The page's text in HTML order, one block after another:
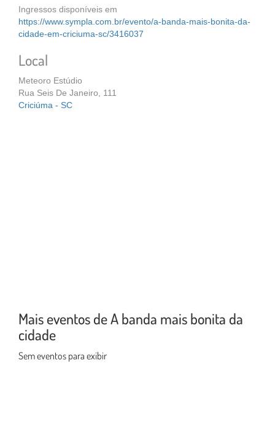
Ingressos disponíveis em
https://www.sympla.com.br/evento/a-banda-mais-bonita-da-
cidade-em-criciuma-sc/3416037
Local
Meteoro Estúdio
Rua Seis De Janeiro, 111
Criciúma - SC
Mais eventos de A banda mais bonita da
cidade
Sem eventos para exibir